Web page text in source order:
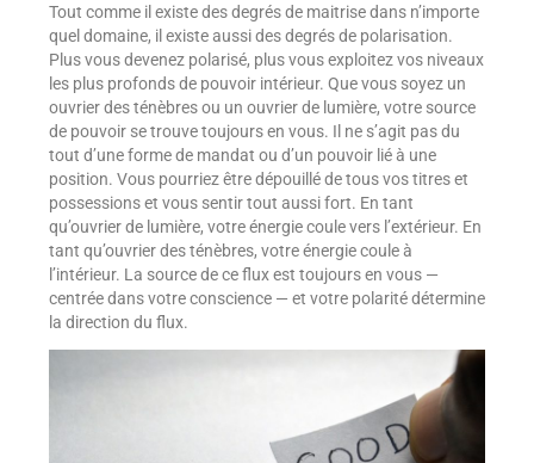
Tout comme il existe des degrés de maitrise dans n’importe
quel domaine, il existe aussi des degrés de polarisation.
Plus vous devenez polarisé, plus vous exploitez vos niveaux
les plus profonds de pouvoir intérieur. Que vous soyez un
ouvrier des ténèbres ou un ouvrier de lumière, votre source
de pouvoir se trouve toujours en vous. Il ne s’agit pas du
tout d’une forme de mandat ou d’un pouvoir lié à une
position. Vous pourriez être dépouillé de tous vos titres et
possessions et vous sentir tout aussi fort. En tant
qu’ouvrier de lumière, votre énergie coule vers l’extérieur. En
tant qu’ouvrier des ténèbres, votre énergie coule à
l’intérieur. La source de ce flux est toujours en vous —
centrée dans votre conscience — et votre polarité détermine
la direction du flux.